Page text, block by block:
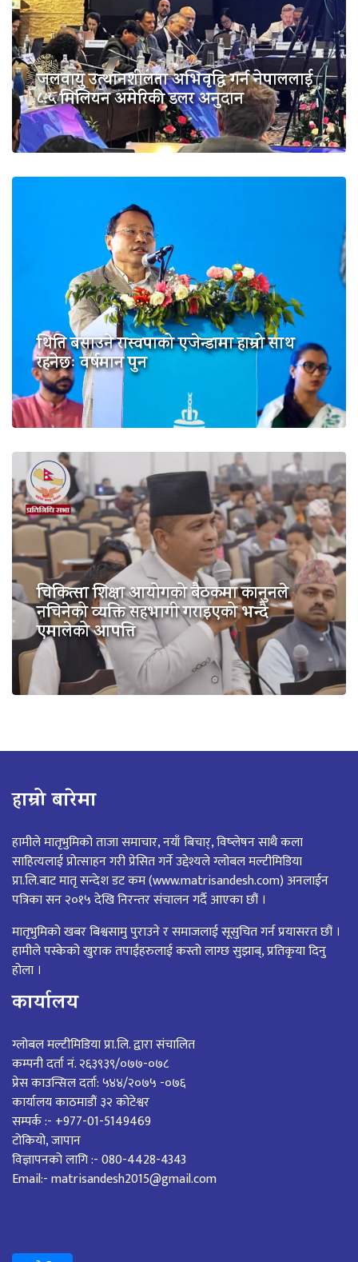
जलवायु उत्थानशीलता अभिवृद्धि गर्न नेपाललाई
८.५ मिलियन अमेरिकी डलर अनुदान
थिति बसाउने रास्वपाको एजेन्डामा हाम्रो साथ
रहनेछः वर्षमान पुन
चिकित्सा शिक्षा आयोगको बैठकमा कानुनले
नचिनेको व्यक्ति सहभागी गराइएको भन्दै
एमालेको आपत्ति
हाम्रो बारेमा
हामीले मातृभुमिको ताजा समाचार, नयाँ बिचार्, विष्लेषन साथै कला
साहित्यलाई प्रोत्साहन गरी प्रेसित गर्ने उद्देश्यले ग्लोबल मल्टीमिडिया
प्रा.लि.बाट मातृ सन्देश डट कम (www.matrisandesh.com) अनलाईन
पत्रिका सन २०१५ देखि निरन्तर संचालन गर्दै आएका छौं ।
मातृभुमिको खबर बिश्वसामु पुराउने र समाजलाई सूसुचित गर्न प्रयासरत छौं ।
हामीले पस्केको खुराक तपाईंहरुलाई कस्तो लाग्छ सुझाब्, प्रतिकृया दिनु
होला ।
कार्यालय
ग्लोबल मल्टीमिडिया प्रा.लि. द्वारा संचालित
कम्पनी दर्ता नं. २६३९३९/०७७-०७८
प्रेस काउन्सिल दर्ता: ५४४/२०७५ -०७६
कार्यालय काठमाडौं ३२ कोटेश्वर
सम्पर्क :- +977-01-5149469
टोकियो, जापान
विज्ञापनको लागि :- 080-4428-4343
Email:- matrisandesh2015@gmail.com